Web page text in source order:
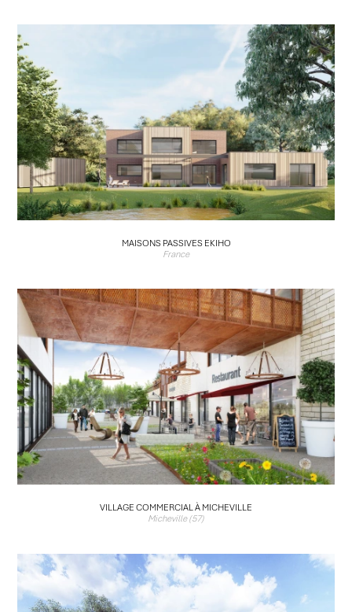
MAISONS PASSIVES EKIHO
France
VILLAGE COMMERCIAL À MICHEVILLE
Micheville (57)